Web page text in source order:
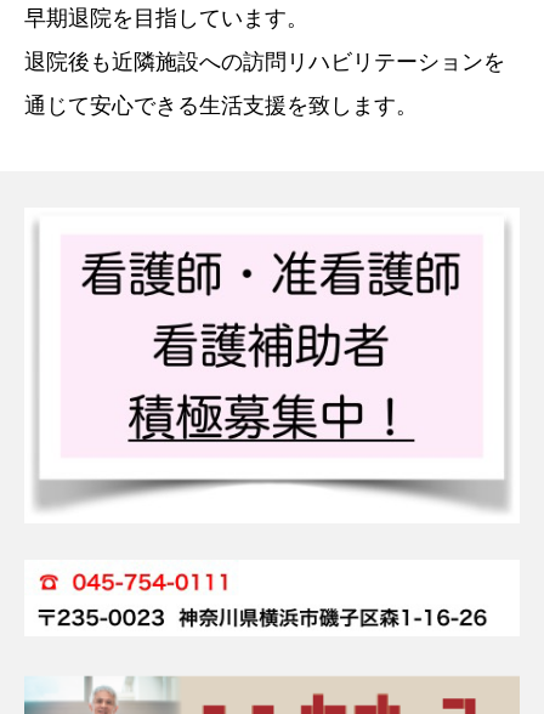
早期退院を目指しています。
退院後も近隣施設への訪問リハビリテーションを
通じて安心できる生活支援を致します。